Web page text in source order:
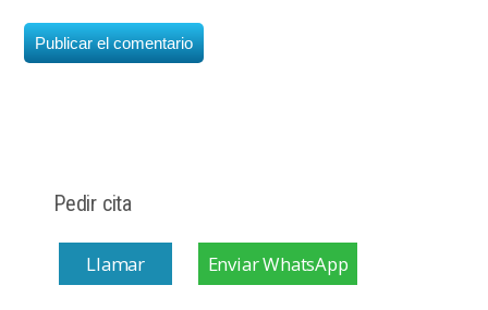
Pedir cita
Llamar Enviar WhatsApp